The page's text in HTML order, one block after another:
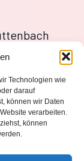
Technologien wie
darauf
können wir Daten
verarbeiten.
können